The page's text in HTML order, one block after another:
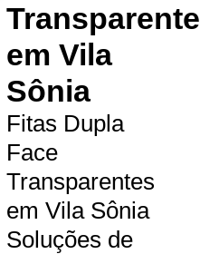
em Vila
Sônia
Fitas Dupla
Face
Transparentes
em Vila Sônia
Soluções de